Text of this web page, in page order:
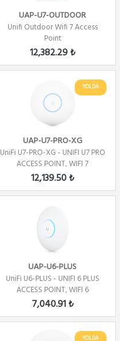
UAP-U7-OUTDOOR
Unifi Outdoor Wifi 7 Access
Point
12,382.29 ₺
YOLDA
UAP-U7-PRO-XG
UniFi U7-PRO-XG - UNIFI U7 PRO
ACCESS POINT, WIFI 7
12,139.50 ₺
UAP-U6-PLUS
UniFi U6-PLUS - UNIFI 6 PLUS
ACCESS POINT, WIFI 6
7,040.91 ₺
YOLDA